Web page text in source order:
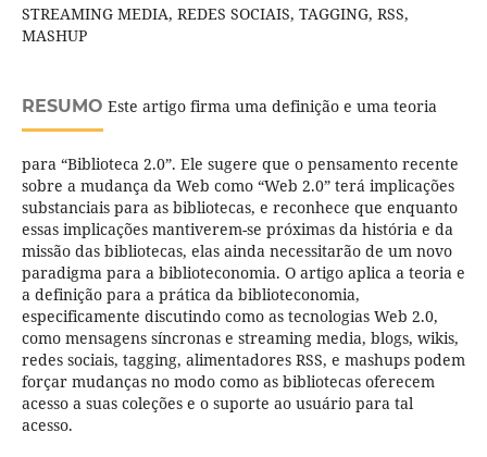
STREAMING MEDIA, REDES SOCIAIS, TAGGING, RSS,
MASHUP
RESUMO Este artigo firma uma definição e uma teoria
para “Biblioteca 2.0”. Ele sugere que o pensamento recente
sobre a mudança da Web como “Web 2.0” terá implicações
substanciais para as bibliotecas, e reconhece que enquanto
essas implicações mantiverem-se próximas da história e da
missão das bibliotecas, elas ainda necessitarão de um novo
paradigma para a biblioteconomia. O artigo aplica a teoria e
a definição para a prática da biblioteconomia,
especificamente discutindo como as tecnologias Web 2.0,
como mensagens síncronas e streaming media, blogs, wikis,
redes sociais, tagging, alimentadores RSS, e mashups podem
forçar mudanças no modo como as bibliotecas oferecem
acesso a suas coleções e o suporte ao usuário para tal
acesso.